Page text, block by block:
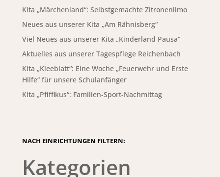
Kita „Märchenland“: Selbstgemachte Zitronenlimo
Neues aus unserer Kita „Am Rähnisberg“
Viel Neues aus unserer Kita „Kinderland Pausa“
Aktuelles aus unserer Tagespflege Reichenbach
Kita „Kleeblatt“: Eine Woche „Feuerwehr und Erste
Hilfe“ für unsere Schulanfänger
Kita „Pfiffikus“: Familien-Sport-Nachmittag
NACH EINRICHTUNGEN FILTERN:
Kategorien